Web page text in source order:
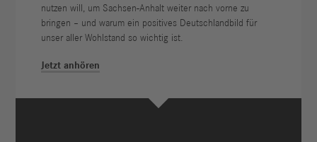
nutzen will, um Sachsen-Anhalt weiter nach vorne zu
bringen – und warum ein positives Deutschlandbild für
unser aller Wohlstand so wichtig ist.
Jetzt anhören